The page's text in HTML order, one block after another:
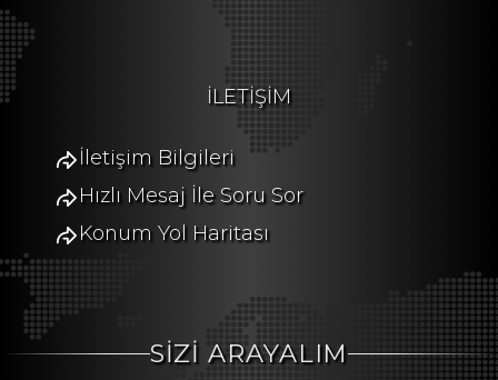
İLETİŞİM
İletişim Bilgileri
Hızlı Mesaj İle Soru Sor
Konum Yol Haritası
SİZİ ARAYALIM